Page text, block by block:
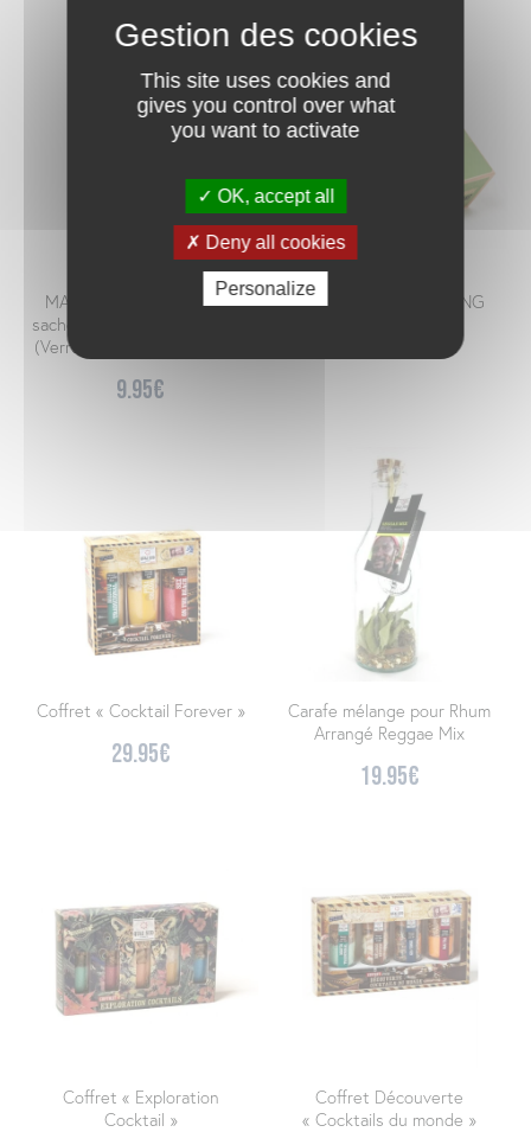
MARGARITA (citron) avec
sachet de sel pour le givrage
(Verre à cocktail 110 g dose)
9.95€
COFFRET MOJITO PONG
Coffret « Cocktail Forever »
29.95€
Carafe mélange pour Rhum
Arrangé Reggae Mix
19.95€
Coffret « Exploration
Cocktail »
Coffret Découverte
« Cocktails du monde »
This site uses cookies and
gives you control over what
you want to activate
OK, accept all
Deny all cookies
Personalize